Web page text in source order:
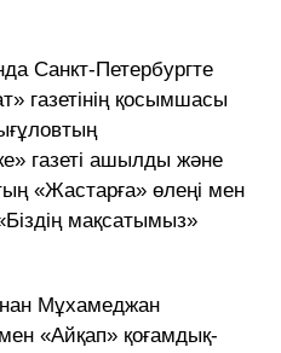
Санкт-Петербургте
газетінің қосымшасы
газеті ашылды және
«Жастарға» өлеңі мен
мақсатымыз»
Мұхамеджан
«Айқап» қоғамдық-